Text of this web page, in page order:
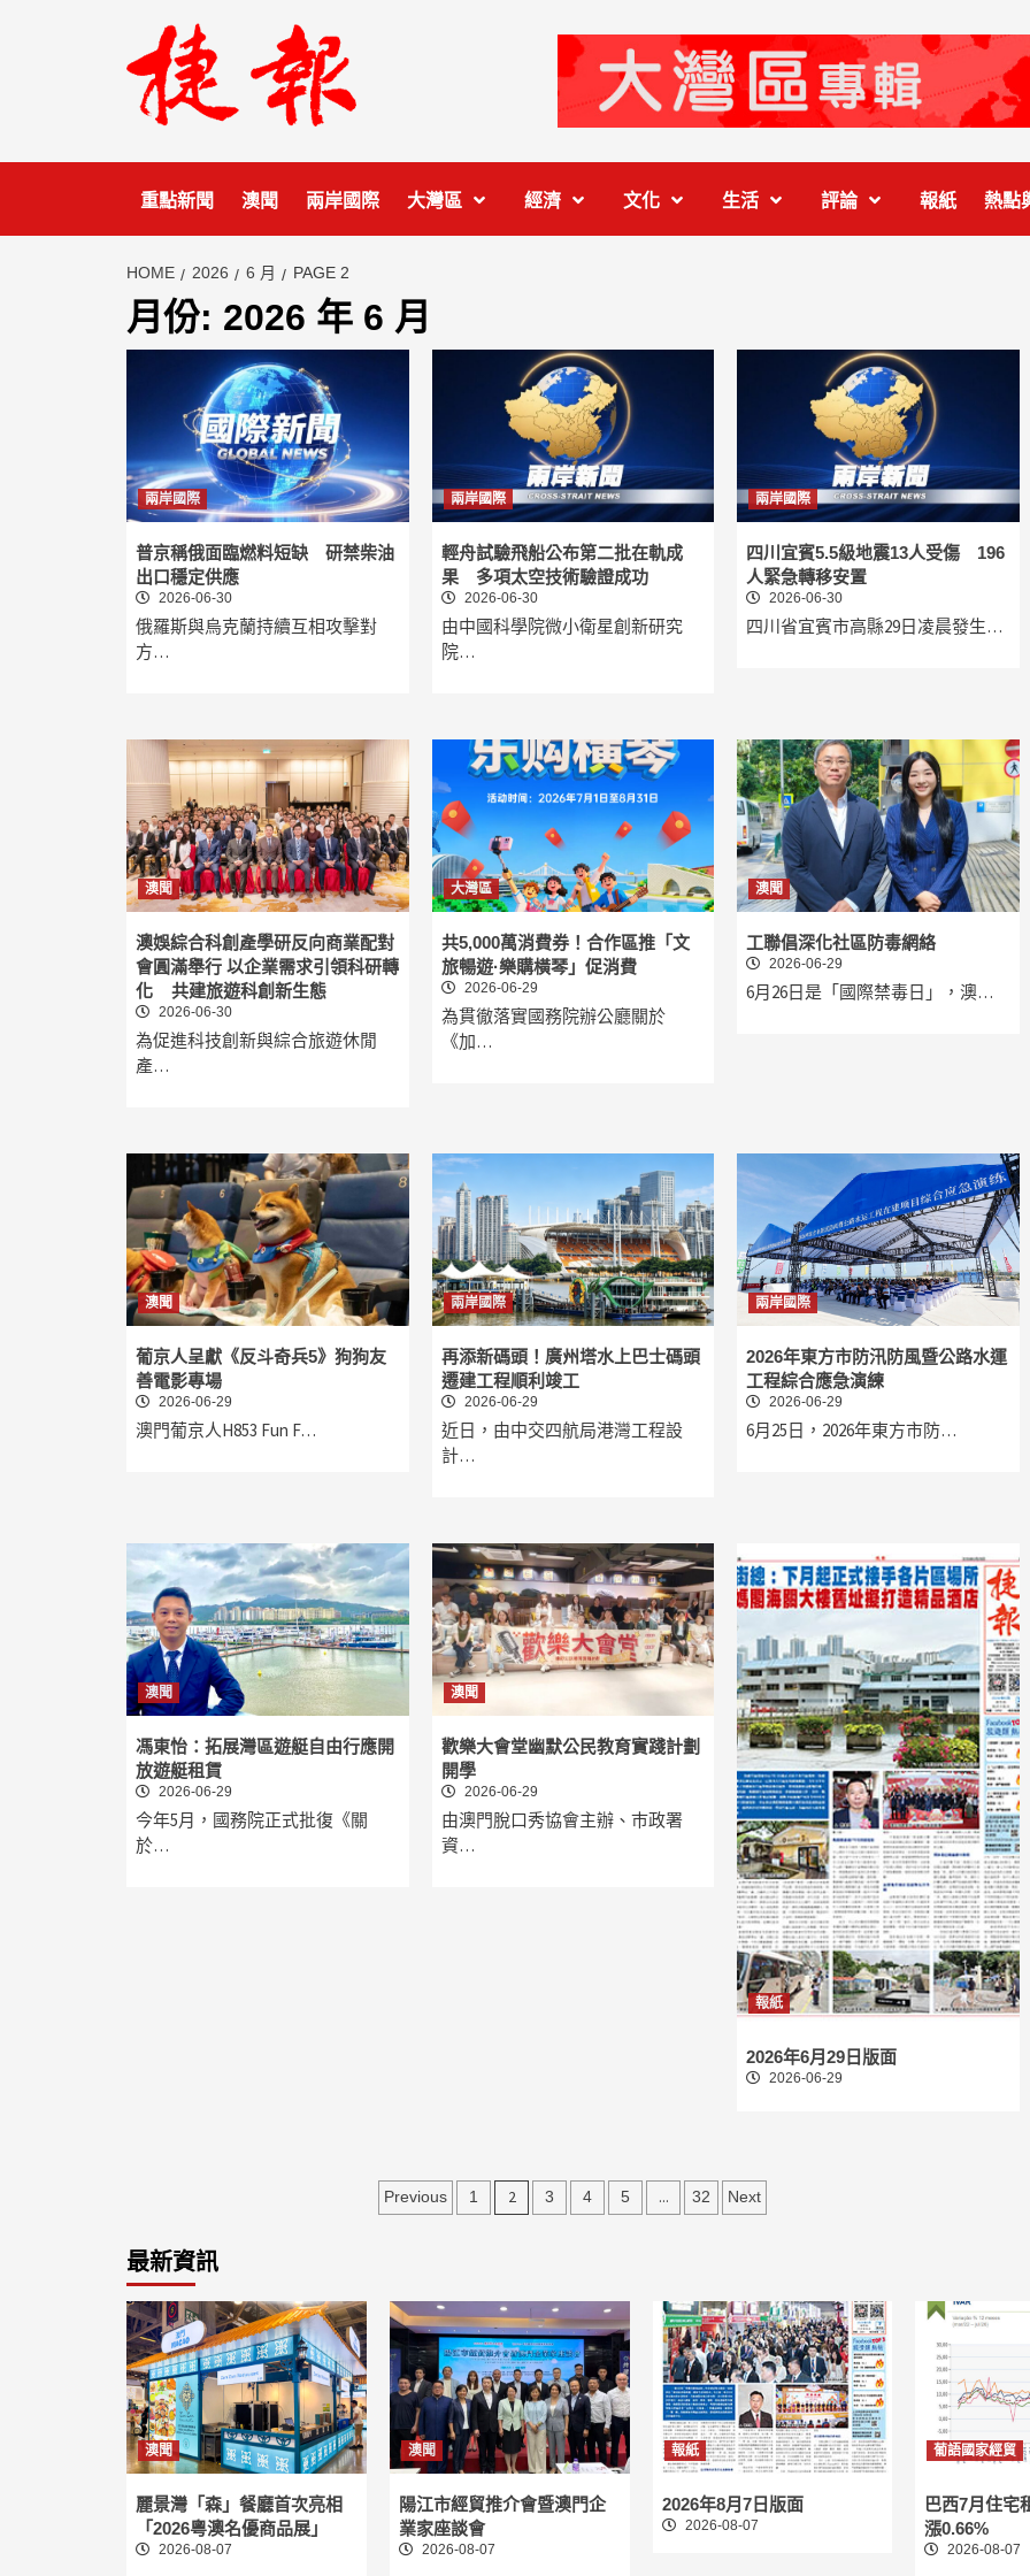
重點新聞 澳聞 兩岸國際 大灣區 經濟 文化 生活 評論 報紙 熱點
HOME 2026 6 月 PAGE 2
月份: 2026 年 6 月
兩岸國際
普京稱俄面臨燃料短缺 研禁柴油
出口穩定供應
2026-06-30
俄羅斯與烏克蘭持續互相攻擊對
方…
兩岸國際
輕舟試驗飛船公布第二批在軌成
果 多項太空技術驗證成功
2026-06-30
由中國科學院微小衛星創新研究
院…
兩岸國際
四川宜賓5.5級地震13人受傷 196
人緊急轉移安置
2026-06-30
四川省宜賓市高縣29日凌晨發生…
澳聞
澳娛綜合科創產學研反向商業配對
會圓滿舉行 以企業需求引領科研轉
化 共建旅遊科創新生態
2026-06-30
為促進科技創新與綜合旅遊休閒
產…
大灣區
共5,000萬消費券！合作區推「文
旅暢遊·樂購橫琴」促消費
2026-06-29
為貫徹落實國務院辦公廳關於
《加…
澳聞
工聯倡深化社區防毒網絡
2026-06-29
6月26日是「國際禁毒日」，澳…
澳聞
葡京人呈獻《反斗奇兵5》狗狗友
善電影專場
2026-06-29
澳門葡京人H853 Fun F…
兩岸國際
再添新碼頭！廣州塔水上巴士碼頭
遷建工程順利竣工
2026-06-29
近日，由中交四航局港灣工程設
計…
兩岸國際
2026年東方市防汛防風暨公路水運
工程綜合應急演練
2026-06-29
6月25日，2026年東方市防…
澳聞
馮東怡：拓展灣區遊艇自由行應開
放遊艇租賃
2026-06-29
今年5月，國務院正式批復《關
於…
澳聞
歡樂大會堂幽默公民教育實踐計劃
開學
2026-06-29
由澳門脫口秀協會主辦、巿政署
資…
報紙
2026年6月29日版面
2026-06-29
文
頁
Previous 1 2 3 4 5 ... 32 Next
最新資訊
澳聞
麗景灣「森」餐廳首次亮相
「2026粵澳名優商品展」
2026-08-07
澳聞
陽江市經貿推介會暨澳門企
業家座談會
2026-08-07
報紙
2026年8月7日版面
2026-08-07
葡語國家經貿
巴西7月住宅
漲0.66%
2026-08-07